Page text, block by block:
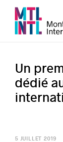
Un
dédié
5 JUILLET 2019